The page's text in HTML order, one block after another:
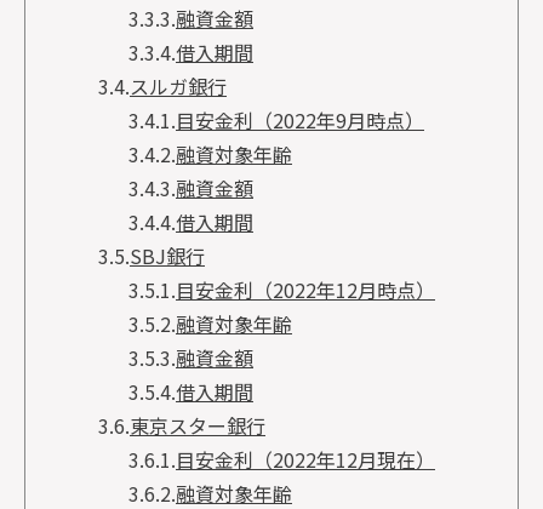
3.3.3.融資金額
3.3.4.借入期間
3.4.スルガ銀行
3.4.1.目安金利（2022年9月時点）
3.4.2.融資対象年齢
3.4.3.融資金額
3.4.4.借入期間
3.5.SBJ銀行
3.5.1.目安金利（2022年12月時点）
3.5.2.融資対象年齢
3.5.3.融資金額
3.5.4.借入期間
3.6.東京スター銀行
3.6.1.目安金利（2022年12月現在）
3.6.2.融資対象年齢